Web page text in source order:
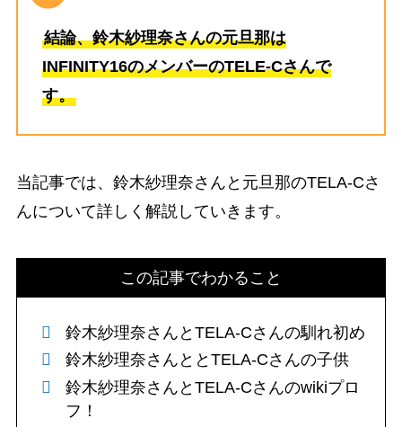
結論、鈴木紗理奈さんの元旦那は
INFINITY16のメンバーのTELE-Cさんで
す。
当記事では、鈴木紗理奈さんと元旦那のTELA-Cさ
んについて詳しく解説していきます。
この記事でわかること
鈴木紗理奈さんとTELA-Cさんの馴れ初め
鈴木紗理奈さんととTELA-Cさんの子供
鈴木紗理奈さんとTELA-Cさんのwikiプロ
フ！